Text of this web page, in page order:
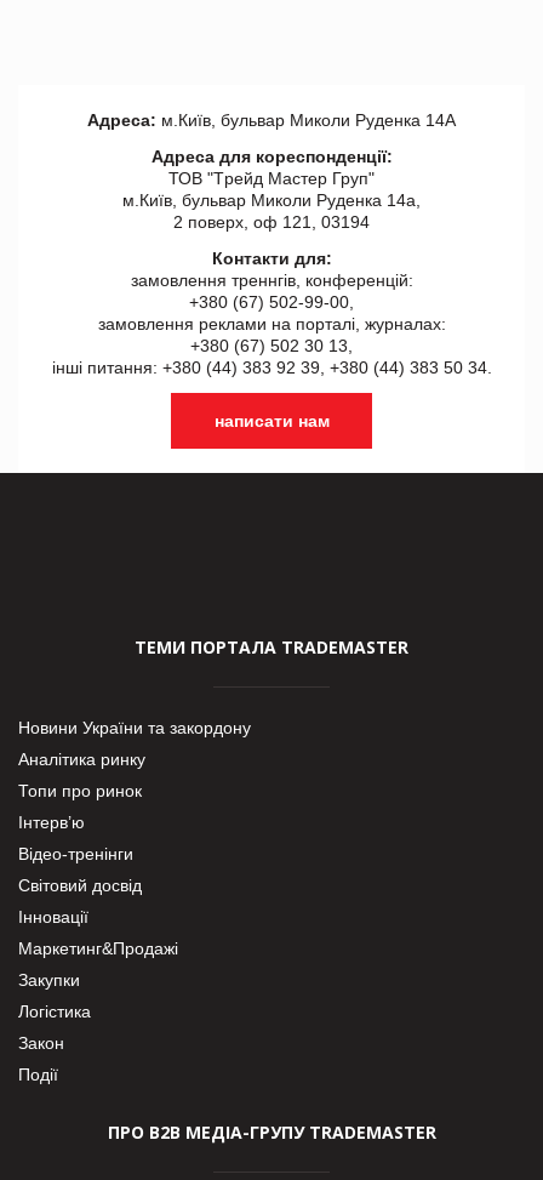
Адреса: м.Київ, бульвар Миколи Руденка 14А
Адреса для кореспонденції:
ТОВ "Tрейд Мастер Груп"
м.Київ, бульвар Миколи Руденка 14а,
2 поверх, оф 121, 03194
Контакти для:
замовлення треннгів, конференцій:
+380 (67) 502-99-00,
замовлення реклами на порталі, журналах:
+380 (67) 502 30 13,
інші питання: +380 (44) 383 92 39, +380 (44) 383 50 34.
написати нам
ТЕМИ ПОРТАЛА TRADEMASTER
Новини України та закордону
Аналітика ринку
Топи про ринок
Інтерв’ю
Відео-тренінги
Світовий досвід
Інновації
Маркетинг&Продажі
Закупки
Логістика
Закон
Події
ПРО В2В МЕДІА-ГРУПУ TRADEMASTER